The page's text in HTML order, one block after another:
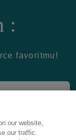
:
favoritmu!
our website,
our traffic.